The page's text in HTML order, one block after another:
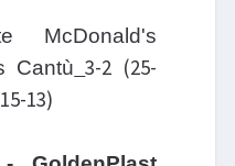
McDonald's
Cantù 3-2 (25-
13)